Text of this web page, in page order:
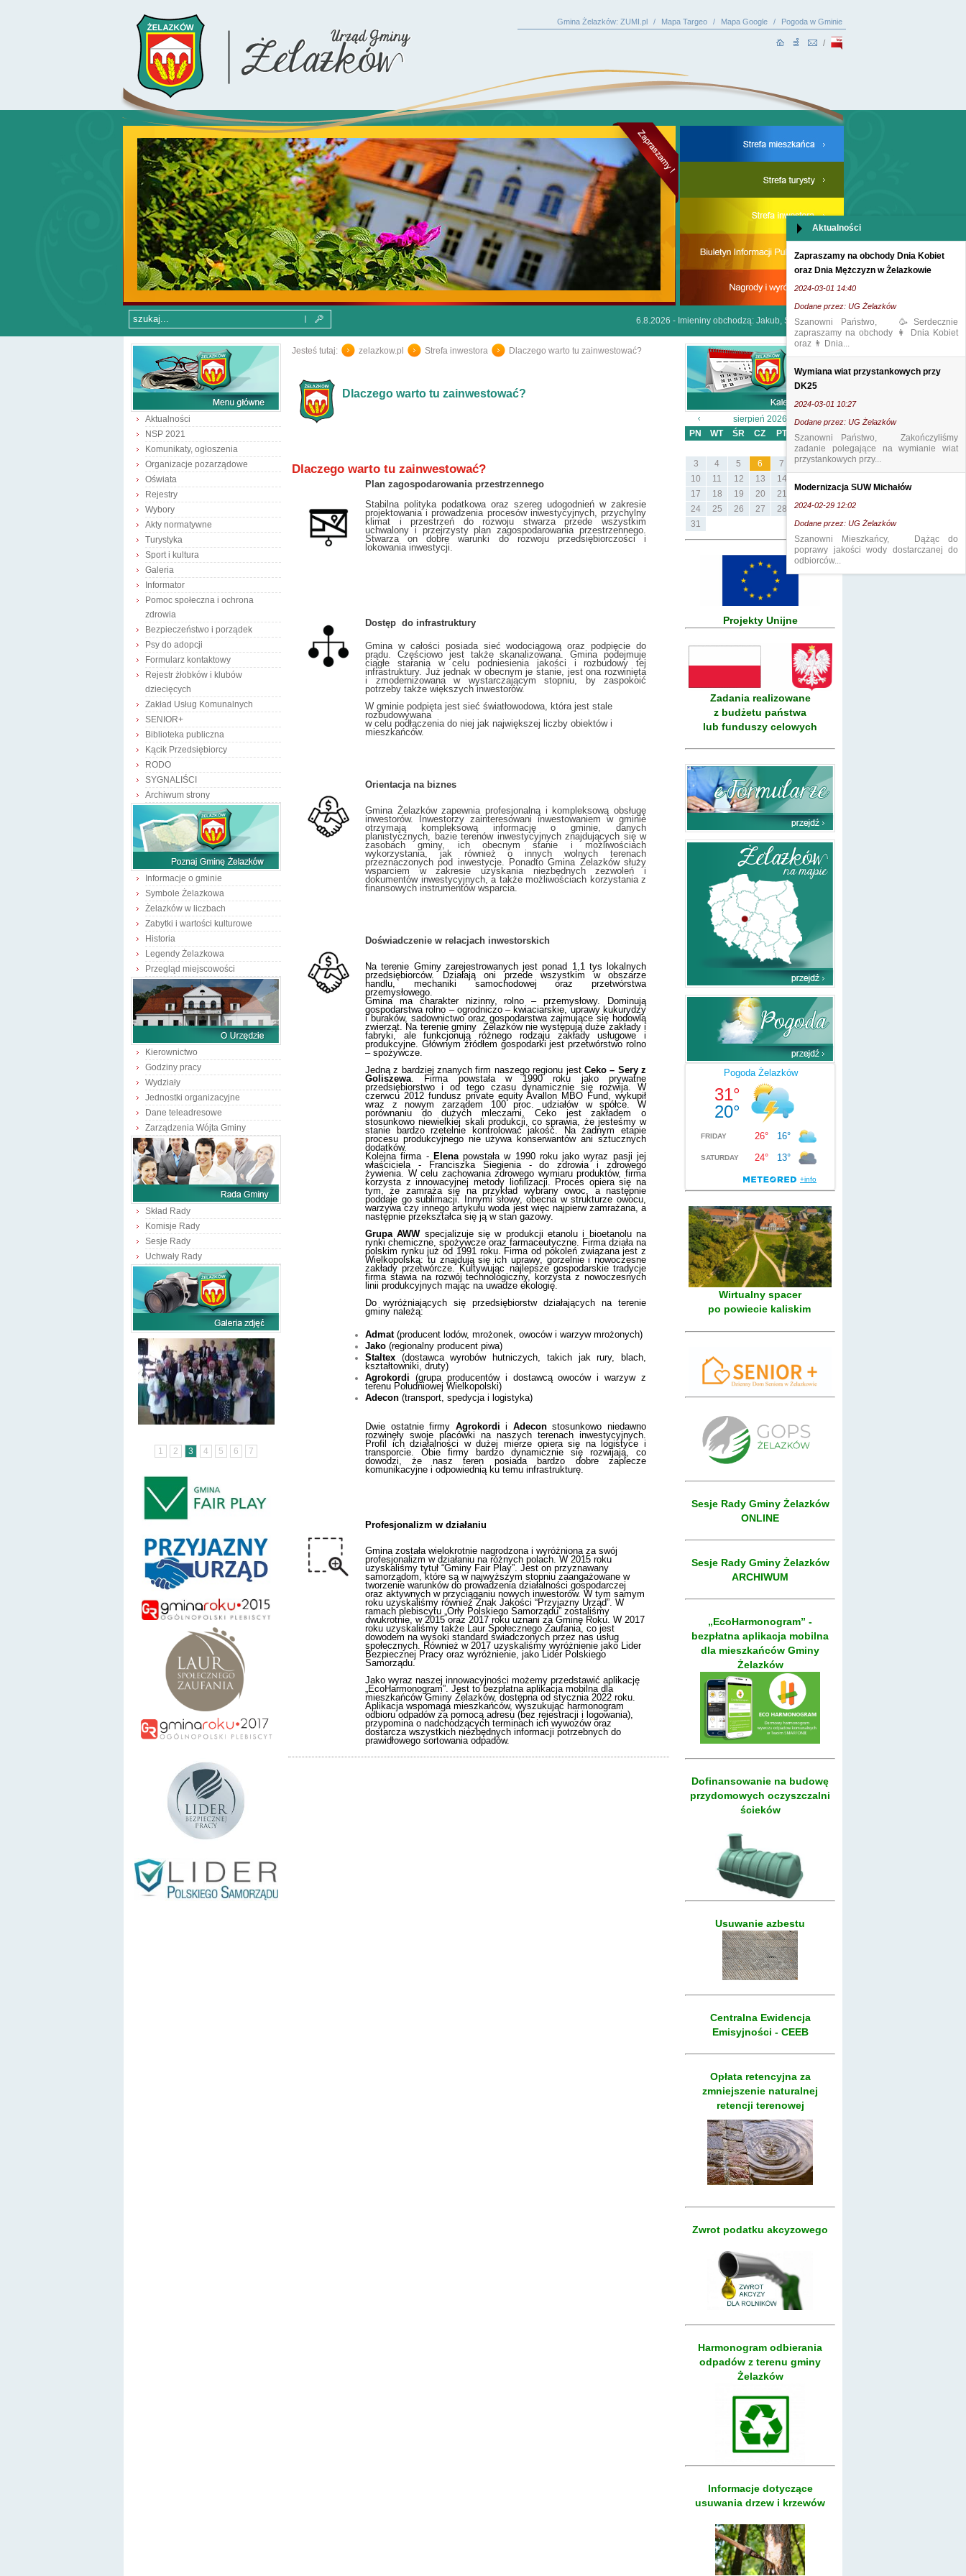
Gmina Żelazków: ZUMI.pl / Mapa Targeo / Mapa Google / Pogoda w Gminie
/
6.8.2026 - Imieniny obchodzą: Jakub, Sława i Sykstus
Aktualności
NSP 2021
Komunikaty, ogłoszenia
Organizacje pozarządowe
Oświata
Rejestry
Wybory
Akty normatywne
Turystyka
Sport i kultura
Galeria
Informator
Pomoc społeczna i ochrona
zdrowia
Bezpieczeństwo i porządek
Psy do adopcji
Formularz kontaktowy
Rejestr żłobków i klubów
dziecięcych
Zakład Usług Komunalnych
SENIOR+
Biblioteka publiczna
Kącik Przedsiębiorcy
RODO
SYGNALIŚCI
Archiwum strony
Informacje o gminie
Symbole Żelazkowa
Żelazków w liczbach
Zabytki i wartości kulturowe
Historia
Legendy Żelazkowa
Przegląd miejscowości
Kierownictwo
Godziny pracy
Wydziały
Jednostki organizacyjne
Dane teleadresowe
Zarządzenia Wójta Gminy
Skład Rady
Komisje Rady
Sesje Rady
Uchwały Rady
1 2 3 4 5 6 7
Jesteś tutaj: zelazkow.pl Strefa inwestora Dlaczego warto tu zainwestować?
Dlaczego warto tu zainwestować?
Dlaczego warto tu zainwestować?
Plan zagospodarowania przestrzennego
Stabilna polityka podatkowa oraz szereg udogodnień w zakresie
projektowaniai prowadzenia procesów inwestycyjnych, przychylny
klimat i przestrzeń do rozwoju stwarza przede wszystkim
uchwalony i przejrzysty plan zagospodarowania przestrzennego.
Stwarza on dobre warunki do rozwoju przedsiębiorczości i
lokowania inwestycji.
Dostęp do infrastruktury
Gmina w całości posiada sieć wodociągową oraz podpięcie do
prądu. Częściowo jest także skanalizowana. Gmina podejmuje
ciągłe starania w celu podniesienia jakości i rozbudowy tej
infrastruktury. Już jednak w obecnym je stanie, jest ona rozwinięta
i zmodernizowana w wystarczającym stopniu, by zaspokoić
potrzeby także większych inwestorów.
W gminie podpięta jest sieć światłowodowa, która jest stale
rozbudowywana
w celu podłączenia do niej jak największej liczby obiektów i
mieszkańców.
Orientacja na biznes
Gmina Żelazków zapewnia profesjonalną i kompleksową obsługę
inwestorów. Inwestorzy zainteresowani inwestowaniem w gminie
otrzymają kompleksową informację o gminie, danych
planistycznych, bazie terenów inwestycyjnych znajdujących się w
zasobach gminy, ich obecnym stanie i możliwościach
wykorzystania, jak również o innych wolnych terenach
przeznaczonych pod inwestycje. Ponadto Gmina Żelazków służy
wsparciem w zakresie uzyskania niezbędnych zezwoleń i
dokumentów inwestycyjnych, a także możliwościach korzystania z
finansowych instrumentów wsparcia.
Doświadczenie w relacjach inwestorskich
Na terenie Gminy zarejestrowanych jest ponad 1,1 tys lokalnych
przedsiębiorców. Działają oni przede wszystkim w obszarze
handlu, mechaniki samochodowej oraz przetwórstwa
przemysłowego.
Gmina ma charakter nizinny, rolno – przemysłowy. Dominują
gospodarstwa rolno – ogrodniczo – kwiaciarskie, uprawy kukurydzy
i buraków, sadownictwo oraz gospodarstwa zajmujące się hodowlą
zwierząt. Na terenie gminy Żelazków nie występują duże zakłady i
fabryki, ale funkcjonują różnego rodzaju zakłady usługowe i
produkcyjne. Głównym źródłem gospodarki jest przetwórstwo rolno
– spożywcze.
Jedną z bardziej znanych firm naszego regionu jest Ceko – Sery z
Goliszewa. Firma powstała w 1990 roku jako prywatne
przedsiębiorstwo i od tego czasu dynamicznie się rozwija. W
czerwcu 2012 fundusz private equity Avallon MBO Fund, wykupił
wraz z nowym zarządem 100 proc. udziałów w spółce. W
porównaniu do dużych mleczarni, Ceko jest zakładem o
stosunkowo niewielkiej skali produkcji, co sprawia, że jesteśmy w
stanie bardzo rzetelnie kontrolować jakość. Na żadnym etapie
procesu produkcyjnego nie używa konserwantów ani sztucznych
dodatków.
Kolejna firma - Elenapowstała w 1990 roku jako wyraz pasji jej
właściciela - Franciszka Siegienia - do zdrowia i zdrowego
żywienia. W celu zachowania zdrowego wymiaru produktów, firma
korzysta z innowacyjnej metody liofilizacji. Proces opiera się na
tym, że zamraża się na przykład wybrany owoc, a następnie
poddaje go sublimacji. Innymi słowy, obecna w strukturze owocu,
warzywa czy innego artykułu woda jest więc najpierw zamrażana, a
następnie przekształca się ją w stan gazowy.
Grupa AWWspecjalizuje się w produkcji etanolu i bioetanolu na
rynki chemiczne, spożywcze oraz farmaceutyczne. Firma działa na
polskim rynku już od 1991 roku. Firma od pokoleń związana jest z
Wielkopolską: tu znajdują się ich uprawy, gorzelnie i nowoczesne
zakłady przetwórcze. Kultywując najlepsze gospodarskie tradycje
firma stawia na rozwój technologiczny, korzysta z nowoczesnych
linii produkcyjnych mając na uwadze ekologię.
Do wyróżniających się przedsiębiorstw działających na terenie
gminy należą:
Admat (producent lodów, mrożonek, owoców i warzyw mrożonych)
Jako (regionalny producent piwa)
Staltex (dostawca wyrobów hutniczych, takich jak rury, blach,
kształtowniki, druty)
Agrokordi (grupa producentów i dostawcą owoców i warzyw z
terenu Południowej Wielkopolski)
Adecon (transport, spedycja i logistyka)
Dwie ostatnie firmy Agrokordii Adeconstosunkowo niedawno
rozwinęły swoje placówki na naszych terenach inwestycyjnych.
Profil ich działalności w dużej mierze opiera się na logistyce i
transporcie. Obie firmy bardzo dynamicznie się rozwijają, co
dowodzi, że nasz teren posiada bardzo dobre zaplecze
komunikacyjne i odpowiednią ku temu infrastrukturę.
Profesjonalizm w działaniu
Gmina została wielokrotnie nagrodzona i wyróżniona za swój
profesjonalizm w działaniu na różnych polach. W 2015 roku
uzyskaliśmy tytuł “Gminy Fair Play”. Jest on przyznawany
samorządom, które są w najwyższym stopniu zaangażowane w
tworzenie warunków do prowadzenia działalności gospodarczej
oraz aktywnych w przyciąganiu nowych inwestorów. W tym samym
roku uzyskaliśmy również Znak Jakości “Przyjazny Urząd”. W
ramach plebiscytu „Orły Polskiego Samorządu” zostaliśmy
dwukrotnie, w 2015 oraz 2017 roku uznani za Gminę Roku. W 2017
roku uzyskaliśmy także Laur Społecznego Zaufania, co jest
dowodem na wysoki standard świadczonych przez nas usług
społecznych. Również w 2017 uzyskaliśmy wyróżnienie jako Lider
Bezpiecznej Pracy oraz wyróżnienie, jako Lider Polskiego
Samorządu.
Jako wyraz naszej innowacyjności możemy przedstawić aplikację
„EcoHarmonogram”. Jest to bezpłatna aplikacja mobilna dla
mieszkańców Gminy Żelazków, dostępna od stycznia 2022 roku.
Aplikacja wspomaga mieszkańców, wyszukując harmonogram
odbioru odpadów za pomocą adresu (bez rejestracji i logowania),
przypomina o nadchodzących terminach ich wywozów oraz
dostarcza wszystkich niezbędnych informacji potrzebnych do
prawidłowego sortowania odpadów.
sierpień 2026
PN
WT ŚR CZ PT SB
ND
1
2
3
4 5 6 7 8
9
10
11 12 13 14
17
18 19 20 21
24
25 26 27 28 29
30
31
Projekty Unijne
Zadania realizowane
z budżetu państwa
lub funduszy celowych
Wirtualny spacer
po powiecie kaliskim
Sesje Rady Gminy Żelazków
ONLINE
Sesje Rady Gminy Żelazków
ARCHIWUM
„EcoHarmonogram” -
bezpłatna aplikacja mobilna
dla mieszkańców Gminy
Żelazków
Dofinansowanie na budowę
przydomowych oczyszczalni
ścieków
Usuwanie azbestu
Centralna Ewidencja
Emisyjności - CEEB
Opłata retencyjna za
zmniejszenie naturalnej
retencji terenowej
Zwrot podatku akcyzowego
Harmonogram odbierania
odpadów z terenu gminy
Żelazków
Informacje dotyczące
usuwania drzew i krzewów
Aktualności
Zapraszamy na obchody Dnia Kobiet
oraz Dnia Mężczyzn w Żelazkowie
2024-03-01 14:40
Dodane przez: UG Żelazków
Szanowni Państwo, 🥳Serdecznie
zapraszamy na obchody 👩 Dnia Kobiet
oraz 👨 Dnia...
Wymiana wiat przystankowych przy
DK25
2024-03-01 10:27
Dodane przez: UG Żelazków
Szanowni Państwo, Zakończyliśmy
zadanie polegające na wymianie wiat
przystankowych przy...
Modernizacja SUW Michałów
2024-02-29 12:02
Dodane przez: UG Żelazków
Szanowni Mieszkańcy, Dążąc do
poprawy jakości wody dostarczanej do
odbiorców...